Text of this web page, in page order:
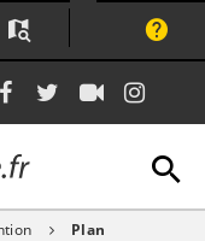
Lien
vers
le
compte
Facebook
Lien
vers
Twitter
Lien
vers
chaîne
Youtube
vers
le
Plan